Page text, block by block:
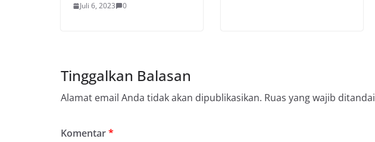
Juli 6, 2023 0
Tinggalkan Balasan
Alamat email Anda tidak akan dipublikasikan. Ruas yang wajib ditandai
Komentar*